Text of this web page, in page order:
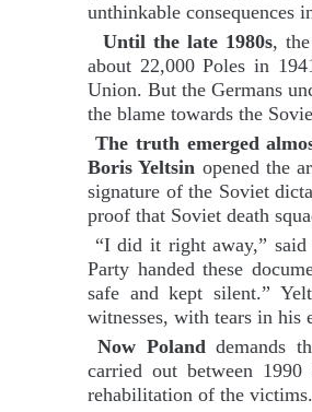
unthinkable consequences
Until the late 1980s,
about 22,000 Poles in
Union. But the Germans
the blame towards the
The truth emerged
Boris Yeltsin opened the
signature of the Soviet
proof that Soviet death
“I did it right away,” said
Party handed these
safe and kept silent.”
witnesses, with tears in his
Now Polanddemands
carried out between
rehabilitation of the victims.